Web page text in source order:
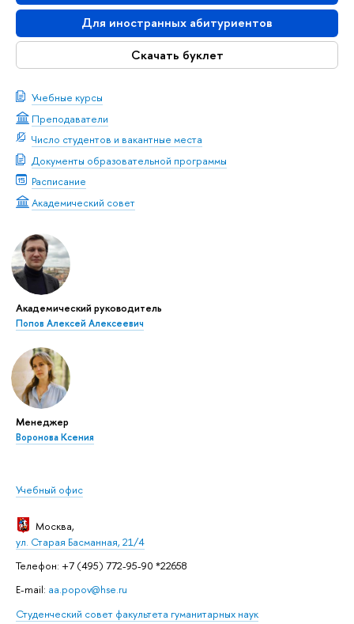
Для иностранных абитуриентов
Скачать буклет
Учебные курсы
Преподаватели
Число студентов и вакантные места
Документы образовательной программы
Расписание
Академический совет
Академический руководитель
Попов Алексей Алексеевич
Менеджер
Воронова Ксения
Учебный офис
Москва,
ул. Старая Басманная, 21/4
Телефон: +7 (495) 772-95-90 *22658
E-mail: aa.popov@hse.ru
Студенческий совет факультета гуманитарных наук